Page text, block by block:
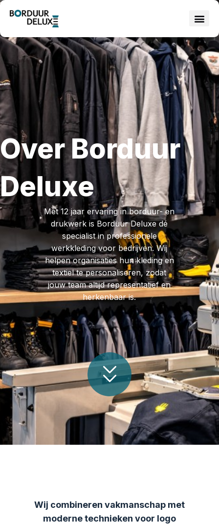
Over Borduur
Deluxe
Met 12 jaar ervaring in borduur- en
drukwerk is Borduur Deluxe dé
specialist in professionele
werkkleding voor bedrijven. Wij
helpen organisaties hun kleding en
textiel te personaliseren, zodat
jouw team altijd representatief en
herkenbaar is.
Wij combineren vakmanschap met
moderne technieken voor logo